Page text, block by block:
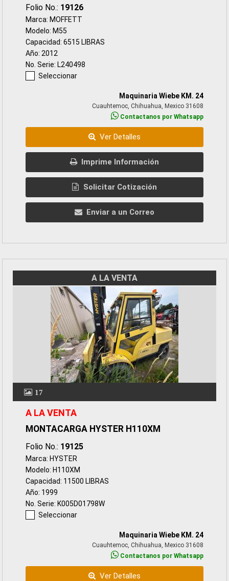
Folio No.: 19126
Marca: MOFFETT
Modelo: M55
Capacidad: 6515 LIBRAS
Año: 2012
No. Serie: L240498
Seleccionar
Maquinaria Wiebe KM. 24
Cuauhtemoc, Chihuahua, Mexico 31608
Contactanos por Whatsapp
Ver Detalles
Imprime Información
Solicitar Cotización
Enviar a un Correo
A LA VENTA
17
A LA VENTA
MONTACARGA HYSTER H110XM
Folio No.: 19125
Marca: HYSTER
Modelo: H110XM
Capacidad: 11500 LIBRAS
Año: 1999
No. Serie: K005D01798W
Seleccionar
Maquinaria Wiebe KM. 24
Cuauhtemoc, Chihuahua, Mexico 31608
Contactanos por Whatsapp
Ver Detalles